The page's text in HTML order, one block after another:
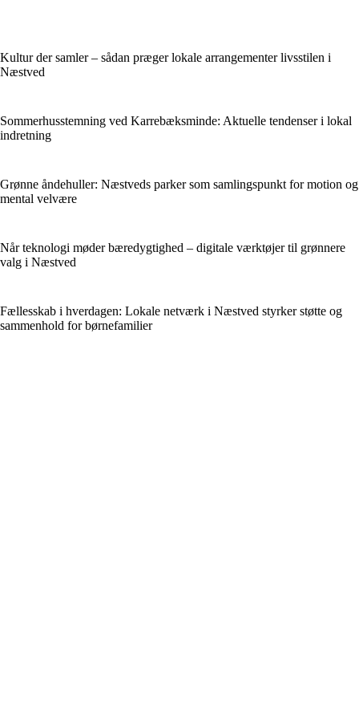
Kultur der samler – sådan præger lokale arrangementer livsstilen i
Næstved
Sommerhusstemning ved Karrebæksminde: Aktuelle tendenser i lokal
indretning
Grønne åndehuller: Næstveds parker som samlingspunkt for motion og
mental velvære
Når teknologi møder bæredygtighed – digitale værktøjer til grønnere
valg i Næstved
Fællesskab i hverdagen: Lokale netværk i Næstved styrker støtte og
sammenhold for børnefamilier